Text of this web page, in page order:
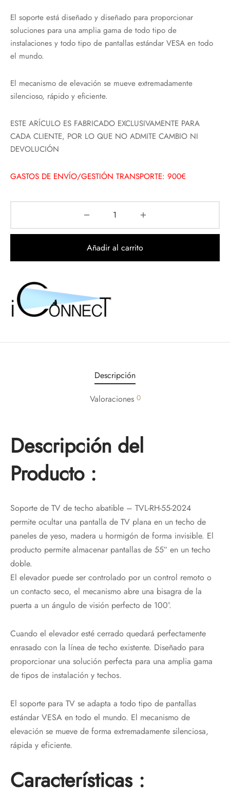
El soporte está diseñado y diseñado para proporcionar
soluciones para una amplia gama de todo tipo de
instalaciones y todo tipo de pantallas estándar VESA en todo
el mundo.
El mecanismo de elevación se mueve extremadamente
silencioso, rápido y eficiente.
ESTE ARÍCULO ES FABRICADO EXCLUSIVAMENTE PARA
CADA CLIENTE, POR LO QUE NO ADMITE CAMBIO NI
DEVOLUCIÓN
GASTOS DE ENVÍO/GESTIÓN TRANSPORTE: 900€
Añadir al carrito
Descripción
Valoraciones 0
Descripción del
Producto :
Soporte de TV de techo abatible – TVL-RH-55-2024
permite ocultar una pantalla de TV plana en un techo de
paneles de yeso, madera u hormigón de forma invisible. El
producto permite almacenar pantallas de 55″ en un techo
doble.
El elevador puede ser controlado por un control remoto o
un contacto seco, el mecanismo abre una bisagra de la
puerta a un ángulo de visión perfecto de 100°.
Cuando el elevador esté cerrado quedará perfectamente
enrasado con la línea de techo existente. Diseñado para
proporcionar una solución perfecta para una amplia gama
de tipos de instalación y techos.
El soporte para TV se adapta a todo tipo de pantallas
estándar VESA en todo el mundo. El mecanismo de
elevación se mueve de forma extremadamente silenciosa,
rápida y eficiente.
Características :